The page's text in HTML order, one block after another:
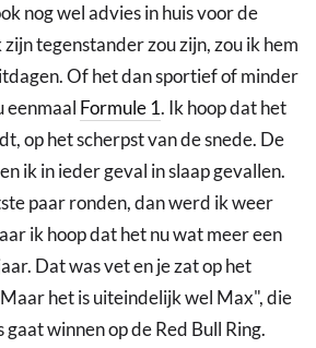
nog wel advies in huis voor de
tegenstander zou zijn, zou ik hem
Of het dan sportief of minder
eenmaal Formule 1. Ik hoop dat het
op het scherpst van de snede. De
ik in ieder geval in slaap gevallen.
paar ronden, dan werd ik weer
ik hoop dat het nu wat meer een
Dat was vet en je zat op het
het is uiteindelijk wel Max", die
winnen op de Red Bull Ring.